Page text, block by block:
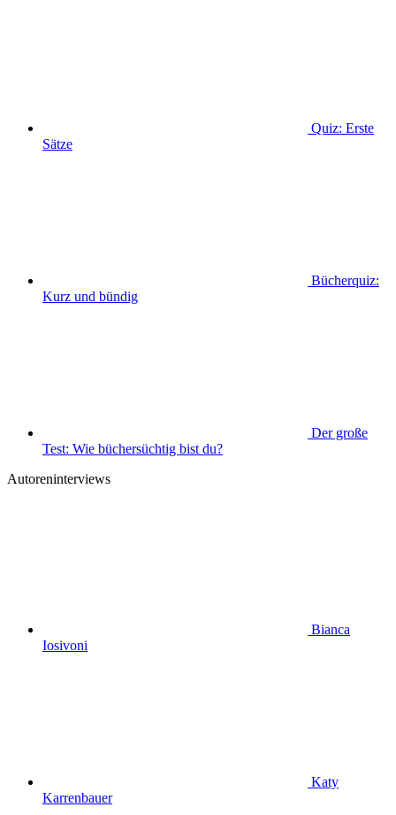
Quiz: Erste
Sätze
Bücherquiz:
Kurz und bündig
Der große
Test: Wie büchersüchtig bist du?
Autoreninterviews
Bianca
Iosivoni
Katy
Karrenbauer